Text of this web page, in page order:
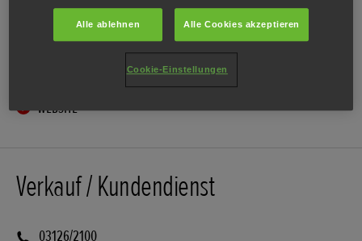
ANFAHRTSBESCHREIBUNG ANFORDERN
WEBSITE
Verkauf / Kundendienst
03126/2100
Alle ablehnen Alle Cookies akzeptieren
Cookie-Einstellungen